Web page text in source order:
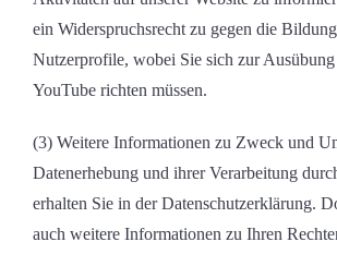
ein Widerspruchsrecht zu gegen die
Nutzerprofile, wobei Sie sich zur Ausübung
YouTube richten müssen.
(3) Weitere Informationen zu Zweck und
Datenerhebung und ihrer Verarbeitung
erhalten Sie in der Datenschutzerklärung.
auch weitere Informationen zu Ihren